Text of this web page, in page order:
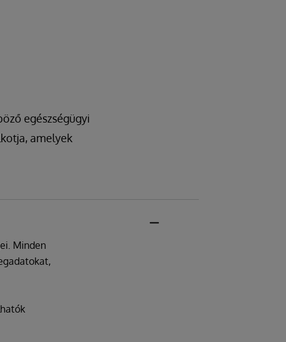
egészségügyi
amelyek
Minden